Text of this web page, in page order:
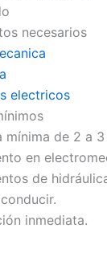
necesarios
electricos
mínima de 2 a 3
en
de
inmediata.